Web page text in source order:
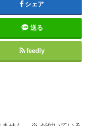
シェア
送る
feedly